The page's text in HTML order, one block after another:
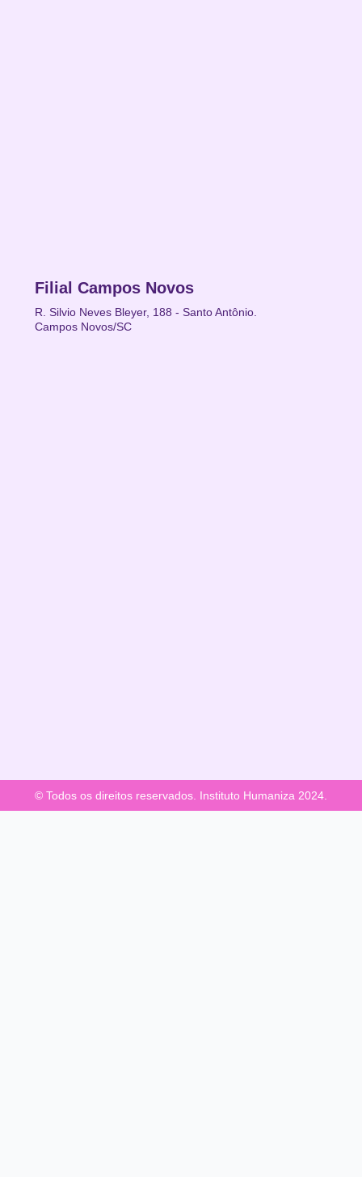
Filial Campos Novos
R. Silvio Neves Bleyer, 188 - Santo Antônio.
Campos Novos/SC
© Todos os direitos reservados. Instituto Humaniza 2024.